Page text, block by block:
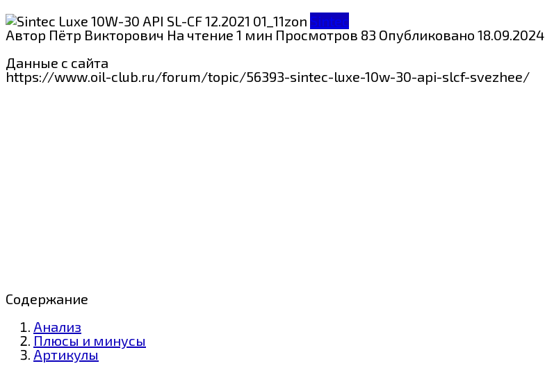
Sintec
Автор Пётр Викторович На чтение 1 мин Просмотров 83 Опубликовано 18.09.2024
Данные с сайта
https://www.oil-club.ru/forum/topic/56393-sintec-luxe-10w-30-api-slcf-svezhee/
Содержание
Анализ
Плюсы и минусы
Артикулы